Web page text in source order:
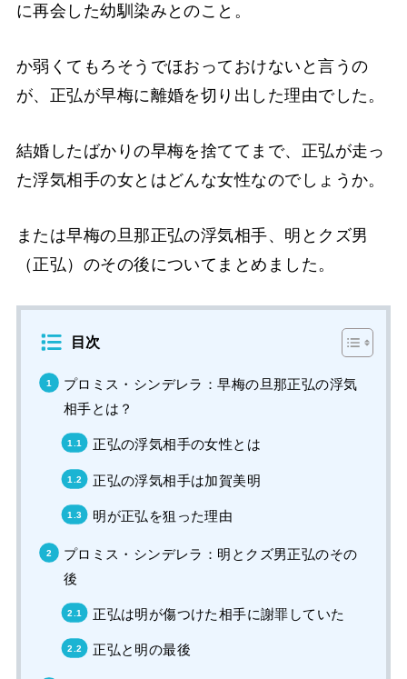
に再会した幼馴染みとのこと。
か弱くてもろそうでほおっておけないと言うの
が、正弘が早梅に離婚を切り出した理由でした。
結婚したばかりの早梅を捨ててまで、正弘が走っ
た浮気相手の女とはどんな女性なのでしょうか。
または早梅の旦那正弘の浮気相手、明とクズ男
（正弘）のその後についてまとめました。
目次
プロミス・シンデレラ：早梅の旦那正弘の浮気
相手とは？
正弘の浮気相手の女性とは
正弘の浮気相手は加賀美明
明が正弘を狙った理由
プロミス・シンデレラ：明とクズ男正弘のその
後
正弘は明が傷つけた相手に謝罪していた
正弘と明の最後